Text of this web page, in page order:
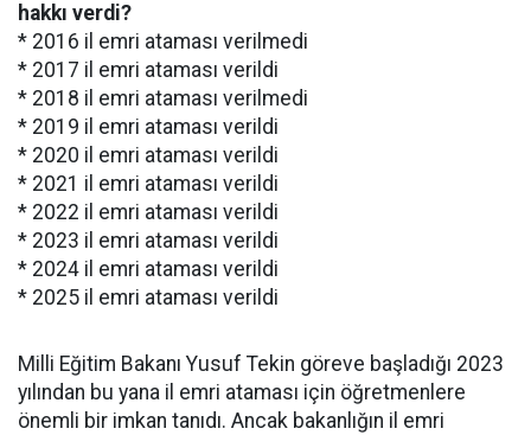
hakkı verdi?
* 2016 il emri ataması verilmedi
* 2017 il emri ataması verildi
* 2018 il emri ataması verilmedi
* 2019 il emri ataması verildi
* 2020 il emri ataması verildi
* 2021 il emri ataması verildi
* 2022 il emri ataması verildi
* 2023 il emri ataması verildi
* 2024 il emri ataması verildi
* 2025 il emri ataması verildi
Milli Eğitim Bakanı Yusuf Tekin göreve başladığı 2023
yılından bu yana il emri ataması için öğretmenlere
önemli bir imkan tanıdı. Ancak bakanlığın il emri